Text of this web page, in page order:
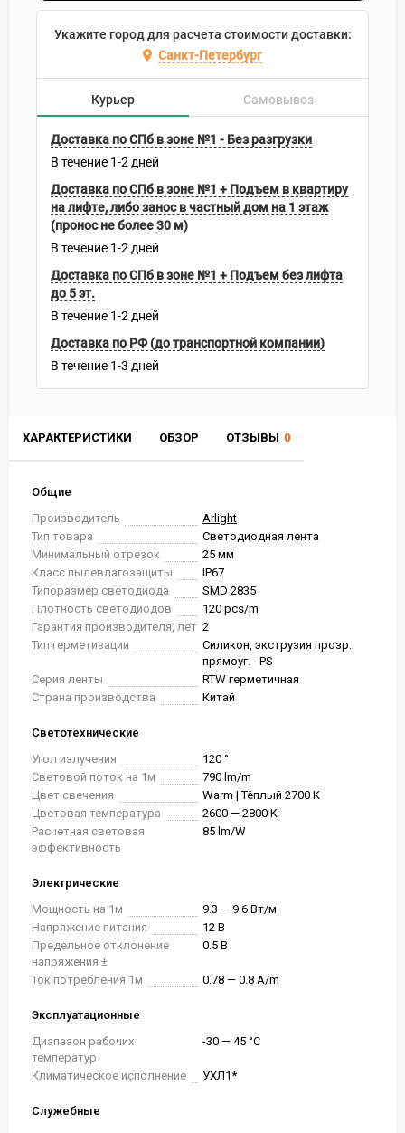
ХАРАКТЕРИСТИКИ ОБЗОР ОТЗЫВЫ 0
Общие
Производитель
Arlight
Тип товара
Светодиодная лента
Минимальный отрезок
25 мм
Класс пылевлагозащиты
IP67
Типоразмер светодиода
SMD 2835
Плотность светодиодов
120 pcs/m
Гарантия производителя, лет 2
Тип герметизации
Силикон, экструзия прозр.
прямоуг. - PS
Серия ленты
RTW герметичная
Страна производства
Китай
Светотехнические
Угол излучения
120 °
Световой поток на 1м
790 lm/m
Цвет свечения
Warm | Тёплый 2700 K
Цветовая температура
2600 — 2800 K
Расчетная световая
эффективность
85 lm/W
Электрические
Мощность на 1м
9.3 — 9.6 Вт/м
Напряжение питания
12 В
Предельное отклонение
напряжения ±
0.5 В
Ток потребления 1м 0.78 — 0.8 A/m
Эксплуатационные
Диапазон рабочих
температур
-30 — 45 °C
Климатическое исполнение УХЛ1*
Служебные
Укажите город для расчета стоимости доставки:
Санкт-Петербург
Курьер Самовывоз
Доставка по СПб в зоне №1 - Без разгрузки
В течение 1-2 дней
Доставка по СПб в зоне №1 + Подъем в квартиру
на лифте, либо занос в частный дом на 1 этаж
(пронос не более 30 м)
В течение 1-2 дней
Доставка по СПб в зоне №1 + Подъем без лифта
до 5 эт.
В течение 1-2 дней
Доставка по РФ (до транспортной компании)
В течение 1-3 дней